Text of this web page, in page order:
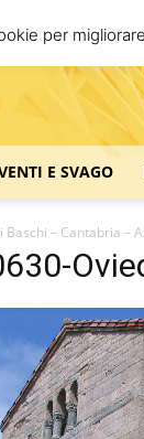
E SVAGO
Baschi – Cantabria –
per